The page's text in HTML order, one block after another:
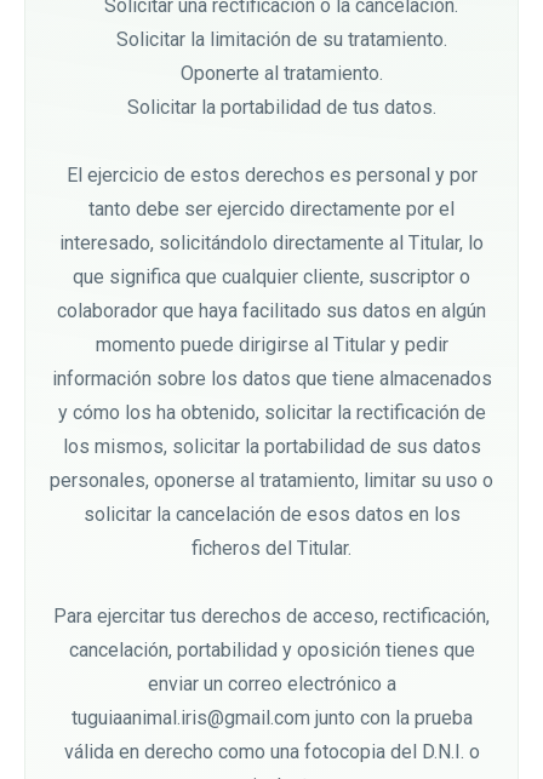
Solicitar una rectificación o la cancelación.
Solicitar la limitación de su tratamiento.
Oponerte al tratamiento.
Solicitar la portabilidad de tus datos.
El ejercicio de estos derechos es personal y por
tanto debe ser ejercido directamente por el
interesado, solicitándolo directamente al Titular, lo
que significa que cualquier cliente, suscriptor o
colaborador que haya facilitado sus datos en algún
momento puede dirigirse al Titular y pedir
información sobre los datos que tiene almacenados
y cómo los ha obtenido, solicitar la rectificación de
los mismos, solicitar la portabilidad de sus datos
personales, oponerse al tratamiento, limitar su uso o
solicitar la cancelación de esos datos en los
ficheros del Titular.
Para ejercitar tus derechos de acceso, rectificación,
cancelación, portabilidad y oposición tienes que
enviar un correo electrónico a
tuguiaanimal.iris@gmail.com junto con la prueba
válida en derecho como una fotocopia del D.N.I. o